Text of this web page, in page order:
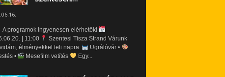
A programok ingyenesen elérhetők!
| 11:00
Szentesi Tisza Strand Várunk
élményekkel teli napra:
Ugrálóvár •
•
Mesefilm vetítés Egy...